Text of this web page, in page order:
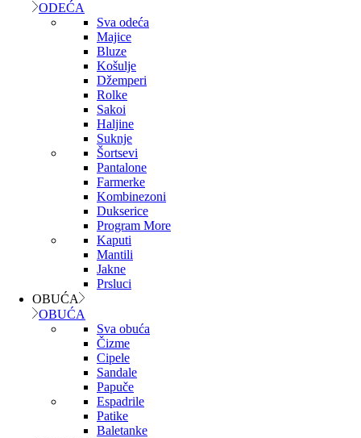
ODEĆA
Sva odeća
Majice
Bluze
Košulje
Džemperi
Rolke
Sakoi
Haljine
Suknje
Šortsevi
Pantalone
Farmerke
Kombinezoni
Dukserice
Program More
Kaputi
Mantili
Jakne
Prsluci
OBUĆA
OBUĆA
Sva obuća
Čizme
Cipele
Sandale
Papuče
Espadrile
Patike
Baletanke